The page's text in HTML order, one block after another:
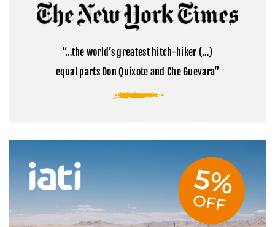
la
montaña
sagrada
Tibet
Cómo
visitar
el
base
Everest
en
“…the world’s greatest hitch-hiker (…)
equal parts Don Quixote and Che Guevara”